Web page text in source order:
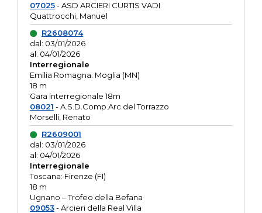
07025- ASD ARCIERI CURTIS VADI
Quattrocchi, Manuel
R2608074
dal: 03/01/2026
al: 04/01/2026
Interregionale
Emilia Romagna: Moglia (MN)
18 m
Gara interregionale 18m
08021 - A.S.D.Comp.Arc.del Torrazzo
Morselli, Renato
R2609001
dal: 03/01/2026
al: 04/01/2026
Interregionale
Toscana: Firenze (FI)
18 m
Ugnano – Trofeo della Befana
09053- Arcieri della Real Villa